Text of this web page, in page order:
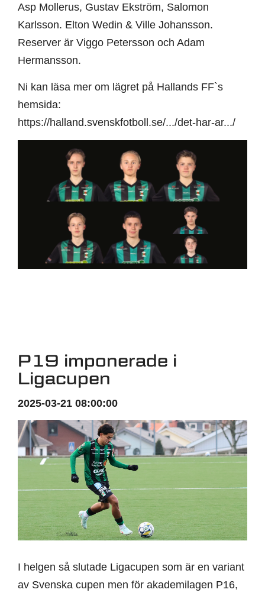
Asp Mollerus, Gustav Ekström, Salomon
Karlsson. Elton Wedin & Ville Johansson.
Reserver är Viggo Petersson och Adam
Hermansson.
Ni kan läsa mer om lägret på Hallands FF`s
hemsida:
https://halland.svenskfotboll.se/.../det-har-ar.../
P19 imponerade i
Ligacupen
2025-03-21 08:00:00
I helgen så slutade Ligacupen som är en variant
av Svenska cupen men för akademilagen P16,